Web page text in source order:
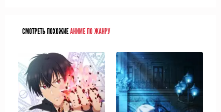
СМОТРЕТЬ ПОХОЖИЕАНИМЕ ПО ЖАНРУ